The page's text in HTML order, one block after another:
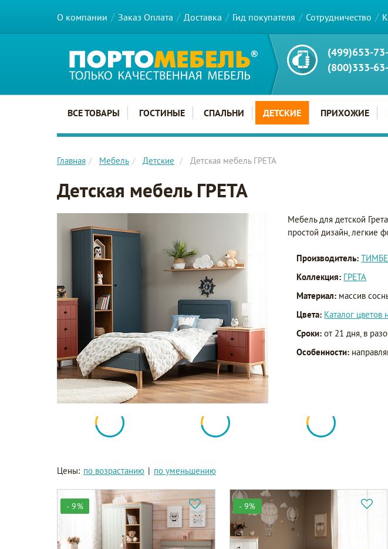
О компании Заказ Оплата Доставка Гид покупателя Сотрудничество
(499)653-
(800)333-
Главное меню сайта
ВСЕ ТОВАРЫ ГОСТИНЫЕ СПАЛЬНИ ДЕТСКИЕ ПРИХОЖИЕ
Главная Мебель Детские Детская мебель ГРЕТА
Детская мебель ГРЕТА
Мебель для детской
простой дизайн, легкие
Производитель:
Коллекция: ГРЕТА
Материал: массив
Цвета: Каталог цветов
Сроки: от 21 дня, в
Особенности:
Цены: по возрастанию | по уменьшению
- 9% - 9%